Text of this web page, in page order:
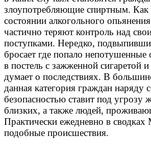
злоупотребляющие спиртным. Как
состоянии алкогольного
частично теряют контроль над
поступками. Нередко,
бросает где попало непотушенные
в постель с зажженной сигаретой
думает о последствиях. В
данная категория граждан наряду
безопасностью ставит под угрозу
близких, а также людей,
Практически ежедневно в
подобные происшествия.